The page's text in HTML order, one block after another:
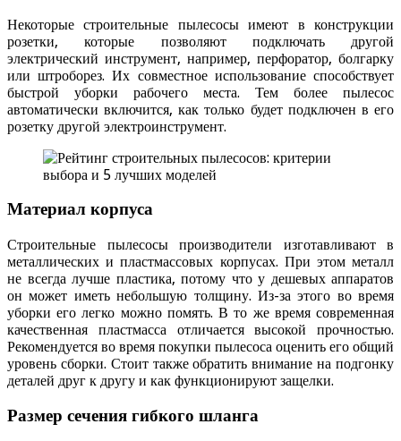
Некоторые строительные пылесосы имеют в конструкции
розетки, которые позволяют подключать другой
электрический инструмент, например, перфоратор, болгарку
или штроборез. Их совместное использование способствует
быстрой уборки рабочего места. Тем более пылесос
автоматически включится, как только будет подключен в его
розетку другой электроинструмент.
Материал корпуса
Строительные пылесосы производители изготавливают в
металлических и пластмассовых корпусах. При этом металл
не всегда лучше пластика, потому что у дешевых аппаратов
он может иметь небольшую толщину. Из-за этого во время
уборки его легко можно помять. В то же время современная
качественная пластмасса отличается высокой прочностью.
Рекомендуется во время покупки пылесоса оценить его общий
уровень сборки. Стоит также обратить внимание на подгонку
деталей друг к другу и как функционируют защелки.
Размер сечения гибкого шланга